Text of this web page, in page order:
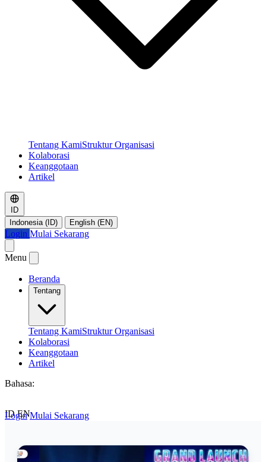
Tentang KamiStruktur Organisasi
Kolaborasi
Keanggotaan
Artikel
ID
Indonesia (ID)
English (EN)
Login Mulai Sekarang
Menu
Beranda
Tentang
Tentang KamiStruktur Organisasi
Kolaborasi
Keanggotaan
Artikel
Bahasa:
ID EN
Login Mulai Sekarang